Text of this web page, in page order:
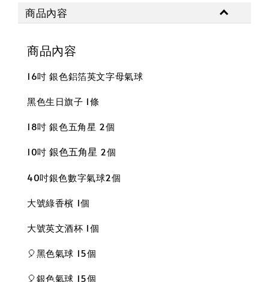
商品內容
商品內容
16吋 銀色鋁箔英文字母氣球
黑色生日旗子 1條
18吋 銀色五角星 2個
10吋銀色五角星 2個
40吋銀色數字氣球2個
大號綠香檳 1個
大號英文酒杯 1個
🎈黑色氣球 15個
🎈銀色氣球 15個